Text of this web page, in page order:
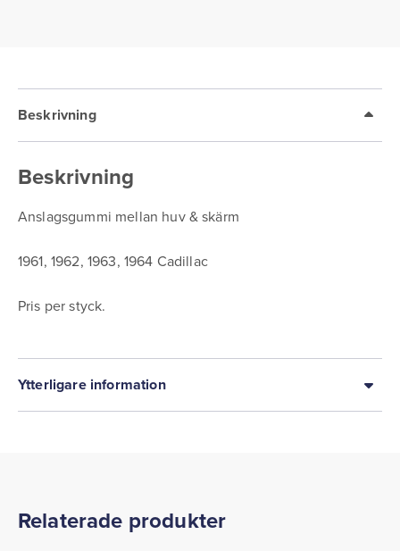
Beskrivning
Beskrivning
Anslagsgummi mellan huv & skärm
1961, 1962, 1963, 1964 Cadillac
Pris per styck.
Ytterligare information
Relaterade produkter